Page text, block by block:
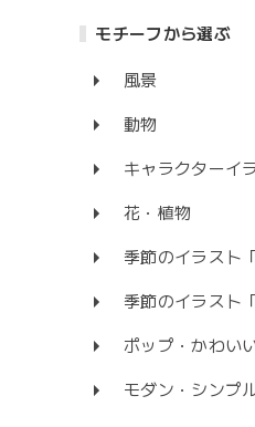
モチーフから選ぶ
風景
動物
キャラクターイ
花・植物
季節のイラスト
季節のイラスト
ポップ・かわい
モダン・シンプ